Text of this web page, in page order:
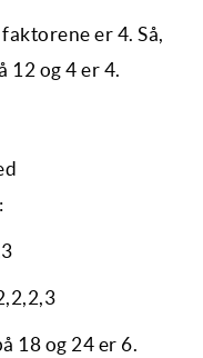
er 4. Så,
12 og 4 er 4.
18 og 24 er 6.